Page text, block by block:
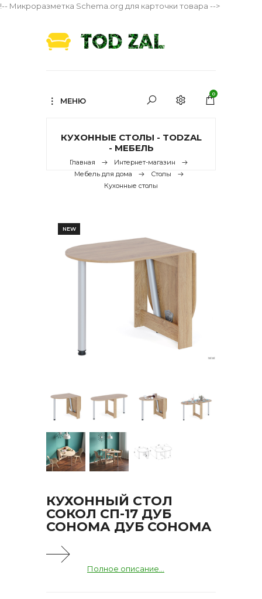
!-- Микроразметка Schema.org для карточки товара -->
МЕНЮ
0
КУХОННЫЕ СТОЛЫ - TODZAL
- МЕБЕЛЬ
Главная
Интернет-магазин
Мебель для дома
Столы
Кухонные столы
NEW
КУХОННЫЙ СТОЛ
СОКОЛ СП-17 ДУБ
СОНОМА ДУБ СОНОМА
Полное описание...